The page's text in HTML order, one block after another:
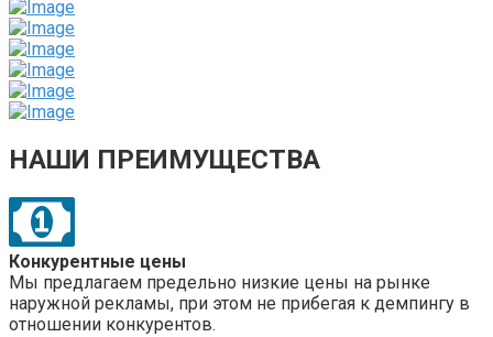
НАШИ ПРЕИМУЩЕСТВА
Конкурентные цены
Мы предлагаем предельно низкие цены на рынке
наружной рекламы, при этом не прибегая к демпингу в
отношении конкурентов.